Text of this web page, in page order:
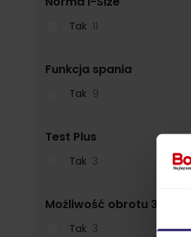
Tak 11
Funkcja spania
Tak 9
Test Plus
Tak 3
Możliwość obrotu 360°
Tak 3